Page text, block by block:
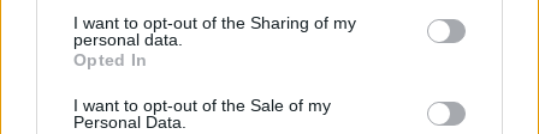
I want to opt-out of the Sharing of my
personal data.
Opted In
I want to opt-out of the Sale of my
Personal Data.
Persut kiinalaisina – useat kansanedustajat